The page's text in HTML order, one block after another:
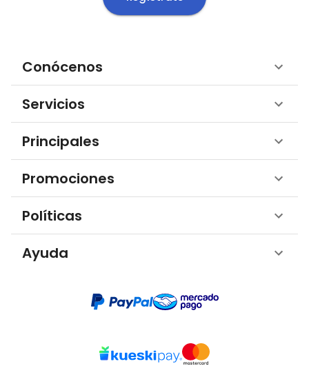
Conócenos
Servicios
Principales
Promociones
Políticas
Ayuda